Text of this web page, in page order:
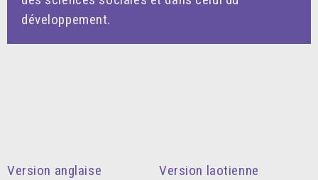
développement.
Version anglaise Version laotienne